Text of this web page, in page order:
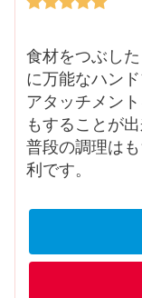
食材をつぶし
に万能なハンド
アタッチメン
もすることが出
普段の調理は
利です。